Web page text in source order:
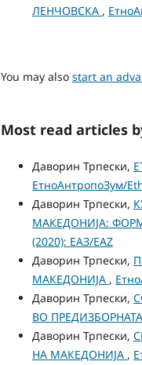
ЛЕНЧОВСКА ,
You may also start an
Most read articles
Даворин Трпески,
ЕтноАнтропоЗум/
Даворин Трпески,
МАКЕДОНИЈА:
(2020): ЕАЗ/EAZ
Даворин Трпески,
МАКЕДОНИЈА ,
Даворин Трпески,
ВО
Даворин Трпески,
НА МАКЕДОНИЈА ,